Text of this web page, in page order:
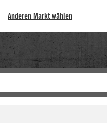
Anderen Markt wählen